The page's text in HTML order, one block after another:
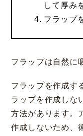
して厚み
フラップ
フラップは自然に
フラップを作成す
ラップを作成しな
方法があります。
作成しないため、